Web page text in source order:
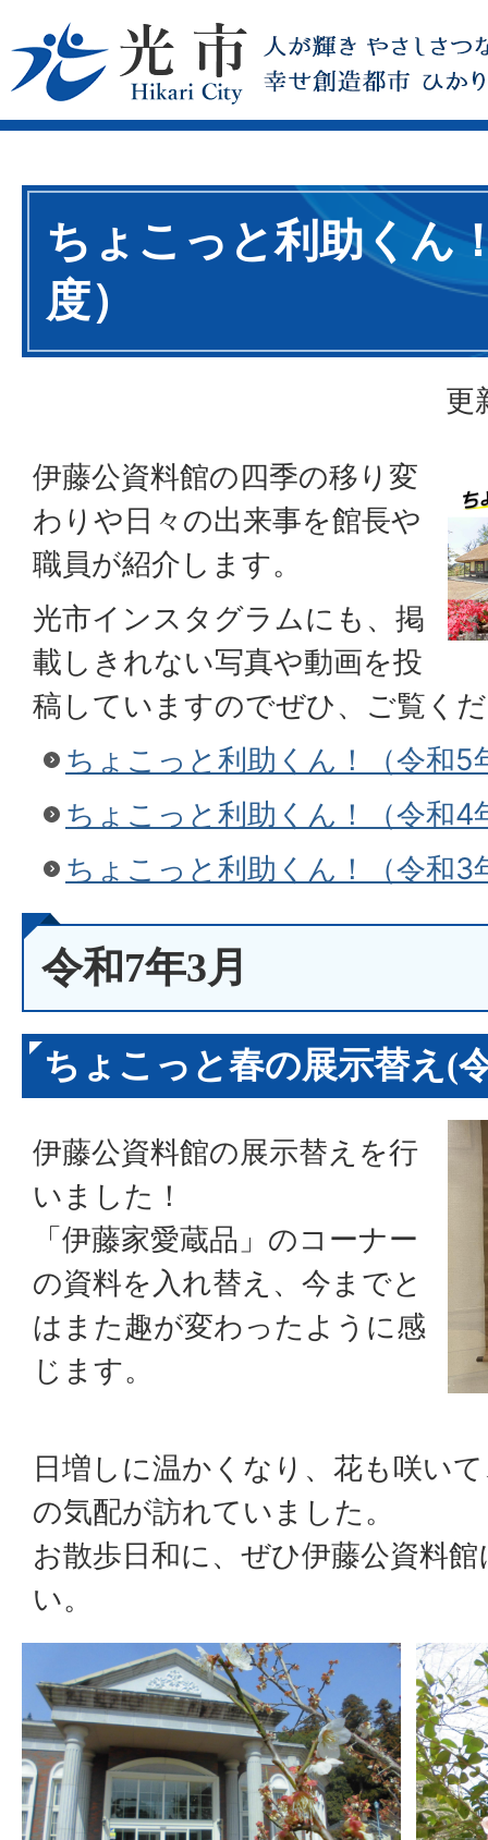
ちょこっと利助くん
度）
更
伊藤公資料館の四季の移り変
わりや日々の出来事を館長や
職員が紹介します。
光市インスタグラムにも、掲
載しきれない写真や動画を投
稿していますのでぜひ、ご覧く
ちょこっと利助くん！（令和5
ちょこっと利助くん！（令和4
ちょこっと利助くん！（令和3
令和7年3月
ちょこっと春の展示替え(
伊藤公資料館の展示替えを行
いました！
「伊藤家愛蔵品」のコーナー
の資料を入れ替え、今までと
はまた趣が変わったように感
じます。
日増しに温かくなり、花も咲い
の気配が訪れていました。
お散歩日和に、ぜひ伊藤公資料
い。